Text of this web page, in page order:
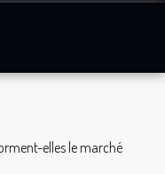
elles le marché